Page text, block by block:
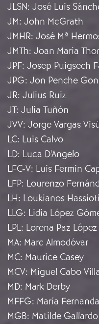
JLSN: José Luis
JM: John McGrath
JMHR: José Mª
JMTh: Joan Maria
JPF: Josep Puigsech
JPG: Jon Penche
JR: Julius Ruiz
JT: Julia Tuñón
JVV: Jorge Vargas
LC: Luis Calvo
LD: Luca D'Angelo
LFC-V: Luis Fermin
LFP: Lourenzo
LH: Loukianos
LLG: Lidia López
LPL: Lorena Paz López
MA: Marc Almodóvar
MC: Maurice Casey
MCV: Miguel Cabo
MD: Mark Derby
MFFG: María
MGB: Matilde